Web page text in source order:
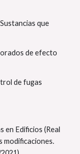
3 kg
desde 5 kW y
de una máquina o
ello hay que
RITE
de instalaciones
(ACS),
que
de efecto
de fugas
en Edificios (Real
modificaciones.